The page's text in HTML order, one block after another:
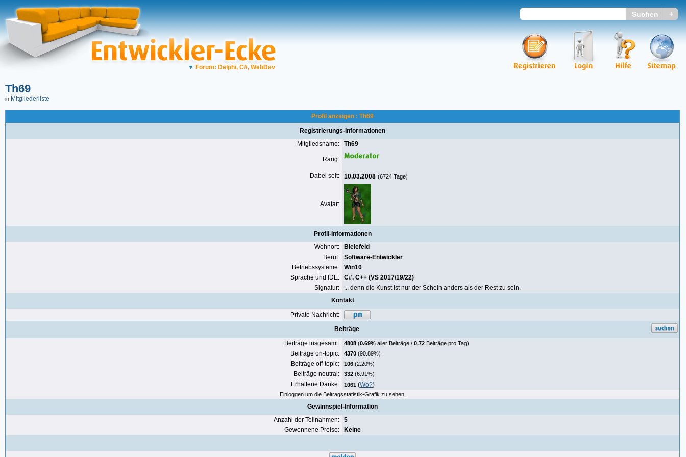
▼ Forum: Delphi, C#, WebDev
Th69
in Mitgliederliste
Profil anzeigen : Th69
Registrierungs-Informationen
Mitgliedsname:
Th69
Rang:
Dabei seit: 10.03.2008 (6724 Tage)
Avatar:
Profil-Informationen
Wohnort:
Bielefeld
Beruf:
Software-Entwickler
Betriebssysteme:
Win10
Sprache und IDE:
C#, C++ (VS 2017/19/22)
Signatur:
... denn die Kunst ist nur der Schein anders als der Rest zu sein.
Kontakt
Private Nachricht:
Beiträge
Beiträge insgesamt:
4808 (0.69% aller Beiträge / 0.72 Beiträge pro Tag)
Beiträge on-topic: 4370 (90.89%)
Beiträge off-topic: 106 (2.20%)
Beiträge neutral: 332 (6.91%)
Erhaltene Danke: 1061 (Wo?)
Einloggen um die Beitragsstatistik-Grafik zu sehen.
Gewinnspiel-Information
Anzahl der Teilnahmen:
5
Gewonnene Preise:
Keine